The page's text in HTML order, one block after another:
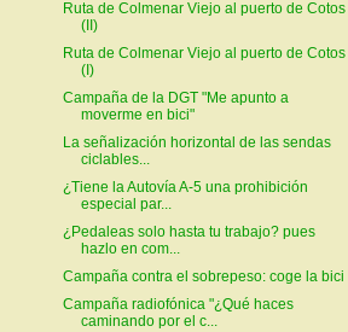
Ruta de Colmenar Viejo al puerto de Cotos
(II)
Ruta de Colmenar Viejo al puerto de Cotos
(I)
Campaña de la DGT "Me apunto a
moverme en bici"
La señalización horizontal de las sendas
ciclables...
¿Tiene la Autovía A-5 una prohibición
especial par...
¿Pedaleas solo hasta tu trabajo? pues
hazlo en com...
Campaña contra el sobrepeso: coge la bici
Campaña radiofónica "¿Qué haces
caminando por el c...